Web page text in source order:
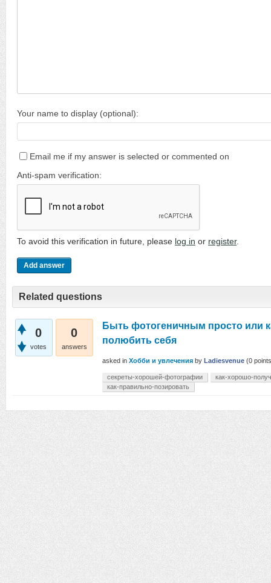
Your name to display (optional):
Email me if my answer is selected or commented on
Anti-spam verification:
To avoid this verification in future, please log in or register.
Related questions
0
votes
0
answers
Быть фотогеничным просто или
полюбить себя
asked in Хобби и увлечения by Ladiesvenue (0
секреты-хорошей-фотографии
как-хорошо-
как-правильно-позировать